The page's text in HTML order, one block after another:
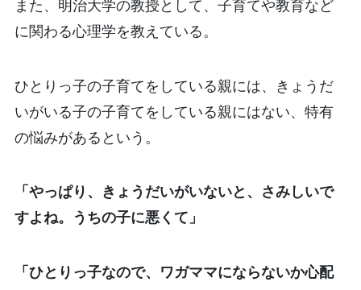
また、明治大学の教授として、子育てや教育など
に関わる心理学を教えている。
ひとりっ子の子育てをしている親には、きょうだ
いがいる子の子育てをしている親にはない、特有
の悩みがあるという。
「やっぱり、きょうだいがいないと、さみしいで
すよね。うちの子に悪くて」
「ひとりっ子なので、ワガママにならないか心配